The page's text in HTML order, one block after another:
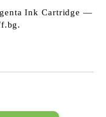
Ink Cartridge —